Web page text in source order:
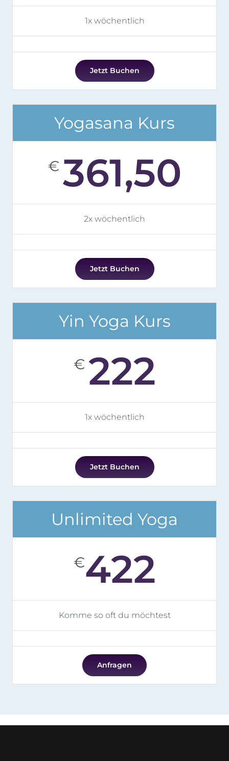
1x wöchentlich
Jetzt Buchen
Yogasana Kurs
€ 361,50
2x wöchentlich
Jetzt Buchen
Yin Yoga Kurs
€ 222
1x wöchentlich
Jetzt Buchen
Unlimited Yoga
€422
Komme so oft du möchtest
Anfragen